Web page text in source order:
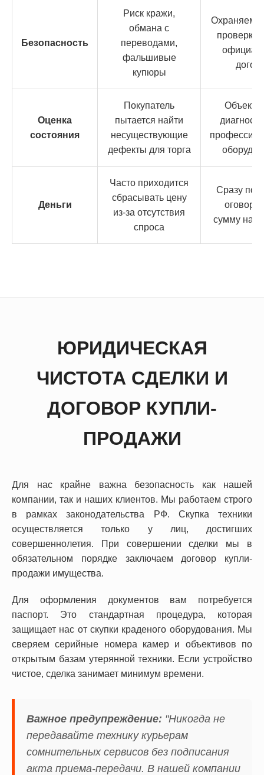
Безопасность
Риск кражи,
обмана с
переводами,
фальшивые
купюры
проверка
Оценка
состояния
Покупатель
пытается найти
несуществующие
дефекты для торга
Деньги
Часто приходится
сбрасывать цену
из-за отсутствия
спроса
Сразу
сумму
ЮРИДИЧЕСКАЯ
ЧИСТОТА СДЕЛКИ И
ДОГОВОР КУПЛИ-
ПРОДАЖИ
Для нас крайне важна безопасность как нашей
компании, так и наших клиентов. Мы работаем строго
в рамках законодательства РФ. Скупка техники
осуществляется только у лиц, достигших
совершеннолетия. При совершении сделки мы в
обязательном порядке заключаем договор купли-
продажи имущества.
Для оформления документов вам потребуется
паспорт. Это стандартная процедура, которая
защищает нас от скупки краденого оборудования. Мы
сверяем серийные номера камер и объективов по
открытым базам утерянной техники. Если устройство
чистое, сделка занимает минимум времени.
Важное предупреждение: "Никогда не
передавайте технику курьерам
сомнительных сервисов без подписания
акта приема-передачи. В нашей компании